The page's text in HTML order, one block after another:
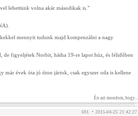
lehettünk volna akár másodikak is."
mennyit tudunk majd kompenzálni a nagy
de figyeljétek Norbit, hátha 19-re lapot húz, és félidőben
már évek óta jó úton jártok, csak egyszer oda is kellene
Én azt mondom, hogy...
691. • 2015-04-25 21:42:27